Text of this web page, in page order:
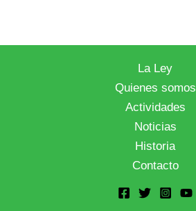
La Ley
Quienes somos
Actividades
Noticias
Historia
Contacto